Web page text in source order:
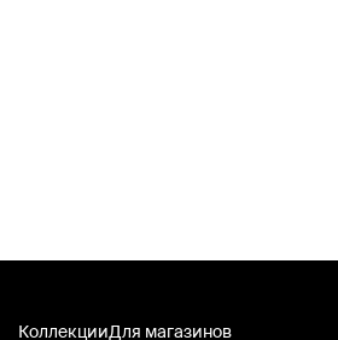
КоллекцииДля магазинов